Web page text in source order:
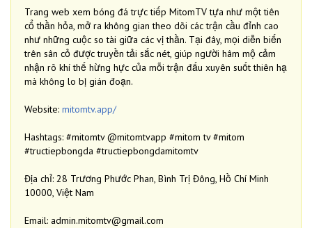
Trang web xem bóng đá trực tiếp MitomTV tựa như một tiên
cổ thần hỏa, mở ra không gian theo dõi các trận cầu đỉnh cao
như những cuộc so tài giữa các vị thần. Tại đây, mọi diễn biến
trên sân cỏ được truyền tải sắc nét, giúp người hâm mộ cảm
nhận rõ khí thế hừng hực của mỗi trận đấu xuyên suốt thiên hạ
mà không lo bị gián đoạn.
Website: mitomtv.app/
Hashtags: #mitomtv @mitomtvapp #mitom tv #mitom
#tructiepbongda #tructiepbongdamitomtv
Địa chỉ: 28 Trương Phước Phan, Bình Trị Đông, Hồ Chí Minh
10000, Việt Nam
Email: admin.mitomtv@gmail.com